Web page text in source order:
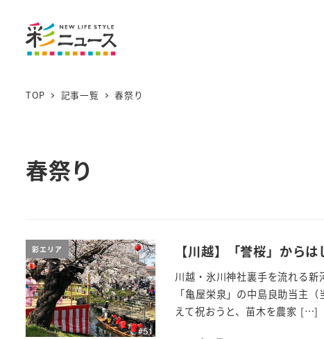
TOP 記事一覧 春祭り
春祭り
彩エリア 【川越】「誉桜」から
川越・氷川神社裏手を流れる
「亀屋栄泉」の中島良助当主
えて祝おうと、苗木を農家 […]